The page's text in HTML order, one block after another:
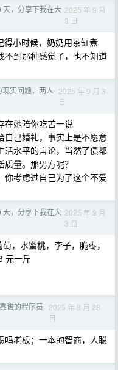
天，分享下我在大 2025 年 9 月
3 日
得小时候，奶奶用茶缸煮
不到那种感觉了，也不知道
实问题，两人 2025 年 9 月 3
日
在她陪你吃苦一说
自己婚礼，事实上是不愿意
活水平的言论，当然了债都
量。那男方呢？
你考虑过自己为了这个不爱
天，分享下我在大 2025 年 9 月
3 日
，水蜜桃，李子，脆枣，
元一斤
谱的程序员
2025 年 8 月 28
日
吗老板；一本的智商，人聪